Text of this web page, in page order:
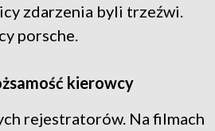
zdarzenia byli trzeźwi.
porsche.
kierowcy
rejestratorów. Na filmach